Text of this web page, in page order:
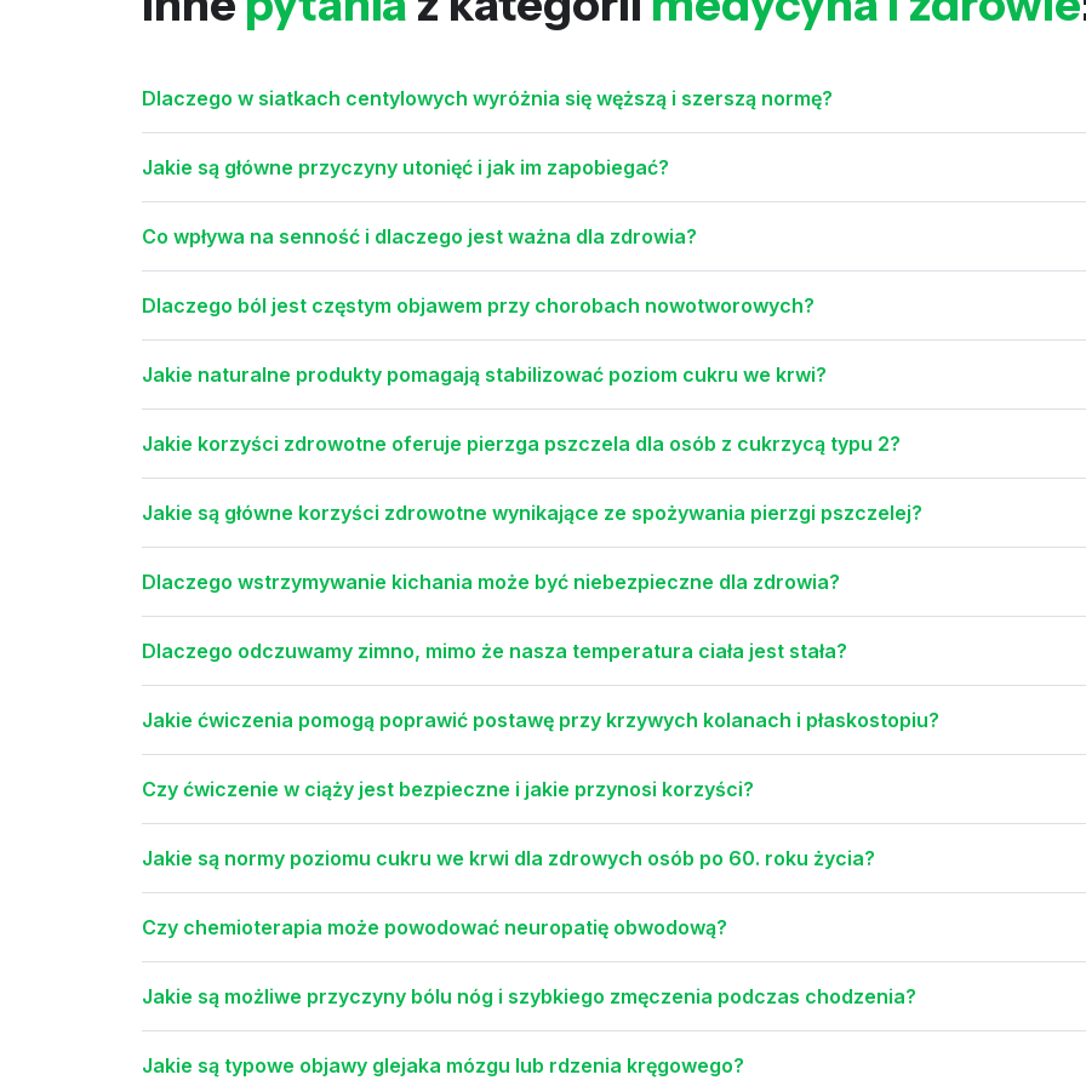
Dlaczego w siatkach centylowych wyróżnia się węższą i szerszą normę?
Jakie są główne przyczyny utonięć i jak im zapobiegać?
Co wpływa na senność i dlaczego jest ważna dla zdrowia?
Dlaczego ból jest częstym objawem przy chorobach nowotworowych?
Jakie naturalne produkty pomagają stabilizować poziom cukru we krwi?
Jakie korzyści zdrowotne oferuje pierzga pszczela dla osób z cukrzycą typu 2?
Jakie są główne korzyści zdrowotne wynikające ze spożywania pierzgi pszczelej?
Dlaczego wstrzymywanie kichania może być niebezpieczne dla zdrowia?
Dlaczego odczuwamy zimno, mimo że nasza temperatura ciała jest stała?
Jakie ćwiczenia pomogą poprawić postawę przy krzywych kolanach i płaskostopiu?
Czy ćwiczenie w ciąży jest bezpieczne i jakie przynosi korzyści?
Jakie są normy poziomu cukru we krwi dla zdrowych osób po 60. roku życia?
Czy chemioterapia może powodować neuropatię obwodową?
Jakie są możliwe przyczyny bólu nóg i szybkiego zmęczenia podczas chodzenia?
Jakie są typowe objawy glejaka mózgu lub rdzenia kręgowego?